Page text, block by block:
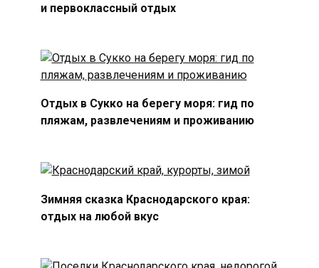
и первоклассный отдых
Отдых в Сукко на берегу моря: гид по
пляжам, развлечениям и проживанию
Зимняя сказка Краснодарского края:
отдых на любой вкус